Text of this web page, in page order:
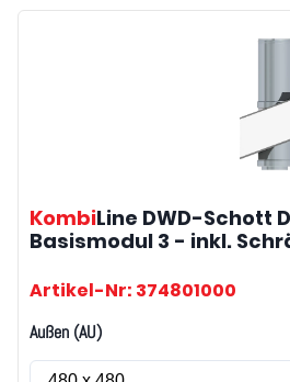
KombiLine DWD-Schott
Basismodul 3 - inkl.
Artikel-Nr: 374801000
Außen (AU)